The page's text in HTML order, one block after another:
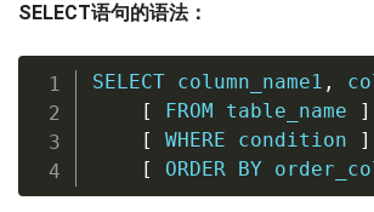
SELECT语句的语法：
SELECT column_name1 ,
[
FROM table_name
]
[
WHERE condition
]
[
ORDER BY